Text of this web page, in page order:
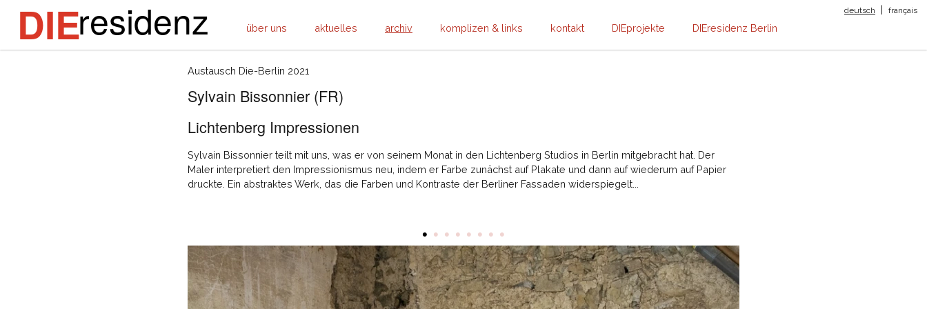
DIEresidenz über uns aktuelles archiv komplizen & links kontakt DIEprojekte DIEresidenz Berlin
deutsch | français
Austausch Die-Berlin 2021
Sylvain Bissonnier (FR)
Lichtenberg Impressionen
Sylvain Bissonnier teilt mit uns, was er von seinem Monat in den Lichtenberg Studios in Berlin mitgebracht hat. Der
Maler interpretiert den Impressionismus neu, indem er Farbe zunächst auf Plakate und dann auf wiederum auf Papier
druckte. Ein abstraktes Werk, das die Farben und Kontraste der Berliner Fassaden widerspiegelt...
• • • • • • • •